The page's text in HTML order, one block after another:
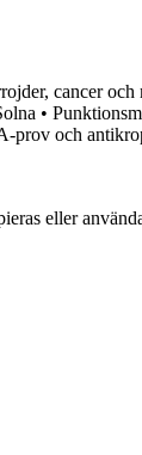
cancer och
•
prov och
eller